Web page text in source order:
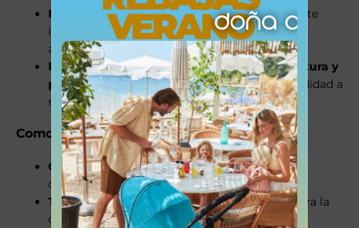
Respaldo alto y ajustable: Proporciona soporte
integral desde la cabeza hasta las caderas,
asegurando una posición óptima del cinturón.
Reposacabezas ergonómico ajustable en altura y
profundidad , para mayor protección y comodidad a
medida que el niño crece.
Comodidad y diseño funcional
Orificios de ventilaciónpara mayor frescura
durante los trayectos.
Tejido transpirable Style: malla fina que mejora la
circulación del aire.
VERANO